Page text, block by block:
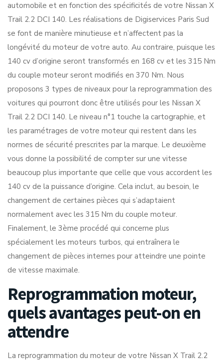
automobile et en fonction des spécificités de votre Nissan X
Trail 2.2 DCI 140. Les réalisations de Digiservices Paris Sud
se font de manière minutieuse et n’affectent pas la
longévité du moteur de votre auto. Au contraire, puisque les
140 cv d’origine seront transformés en 168 cv et les 315 Nm
du couple moteur seront modifiés en 370 Nm. Nous
proposons 3 types de niveaux pour la reprogrammation des
voitures qui pourront donc être utilisés pour les Nissan X
Trail 2.2 DCI 140. Le niveau n°1 touche la cartographie, et
les paramétrages de votre moteur qui restent dans les
normes de sécurité prescrites par la marque. Le deuxième
vous donne la possibilité de compter sur une vitesse
beaucoup plus importante que celle que vous accordent les
140 cv de la puissance d’origine. Cela inclut, au besoin, le
changement de certaines pièces qui s’adaptaient
normalement avec les 315 Nm du couple moteur.
Finalement, le 3ème procédé qui concerne plus
spécialement les moteurs turbos, qui entraînera le
changement de pièces internes pour atteindre une pointe
de vitesse maximale.
Reprogrammation moteur,
quels avantages peut-on en
attendre
La reprogrammation du moteur de votre Nissan X Trail 2.2